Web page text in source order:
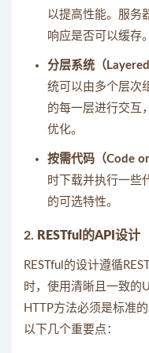
以提高性能。服务
响应是否可以缓存。
分层系统（Layered
统可以由多个层次
的每一层进行交互
优化。
按需代码（Code
时下载并执行一些
的可选特性。
2. RESTful的API设计
RESTful的设计遵循
时，使用清晰且一致的
HTTP方法必须是标准
以下几个重要点：